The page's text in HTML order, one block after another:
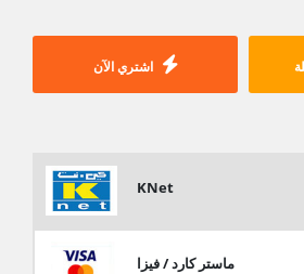
اشتري الآن
KNet
ماستر كارد / فيزا